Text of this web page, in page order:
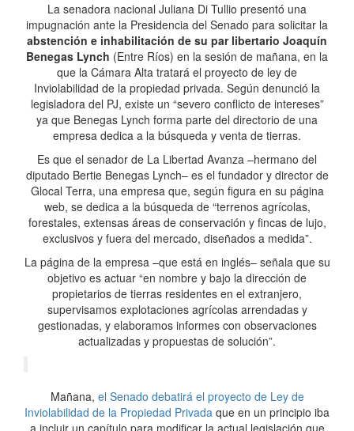
La senadora nacional Juliana Di Tullio presentó una
impugnación ante la Presidencia del Senado para solicitar la
abstención e inhabilitación de su par libertario Joaquín
Benegas Lynch (Entre Ríos) en la sesión de mañana, en la
que la Cámara Alta tratará el proyecto de ley de
Inviolabilidad de la propiedad privada. Según denunció la
legisladora del PJ, existe un “severo conflicto de intereses”
ya que Benegas Lynch forma parte del directorio de una
empresa dedica a la búsqueda y venta de tierras.
Es que el senador de La Libertad Avanza –hermano del
diputado Bertie Benegas Lynch– es el fundador y director de
Glocal Terra, una empresa que, según figura en su página
web, se dedica a la búsqueda de “terrenos agrícolas,
forestales, extensas áreas de conservación y fincas de lujo,
exclusivos y fuera del mercado, diseñados a medida”.
La página de la empresa –que está en inglés– señala que su
objetivo es actuar “en nombre y bajo la dirección de
propietarios de tierras residentes en el extranjero,
supervisamos explotaciones agrícolas arrendadas y
gestionadas, y elaboramos informes con observaciones
actualizadas y propuestas de solución”.
Mañana, el Senado debatirá el proyecto de Ley de
Inviolabilidad de la Propiedad Privada que en un principio iba
a incluir un capítulo para modificar la actual legislación que